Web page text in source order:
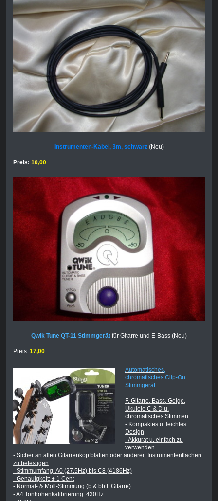
Instrumenten-Kabel, 3m, schwarz(Neu)
Preis: 10,00
Qwik Tune QT-11 Stimmgerät für Gitarre und E-Bass (Neu)
Preis: 17,00
Automatisches,
chromatisches Clip-On
Stimmgerät
F. Gitarre, Bass, Geige,
Ukulele C & D u.
chromatisches Stimmen
- Kompaktes u. leichtes
Design
- Akkurat u. einfach zu
verwenden
- Sicher an allen Gitarrenkopfplatten oder anderen Instrumentenflächen
zu befestigen
- Stimmumfang: A0 (27.5Hz) bis C8 (4186Hz)
- Genauigkeit: ± 1 Cent
- Normal- & Moll-Stimmung (b & bb f. Gitarre)
- A4 Tonhöhenkalibrierung: 430Hz